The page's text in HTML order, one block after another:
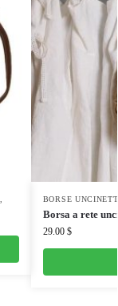
BORSE
Borsa a rete
29.00 $